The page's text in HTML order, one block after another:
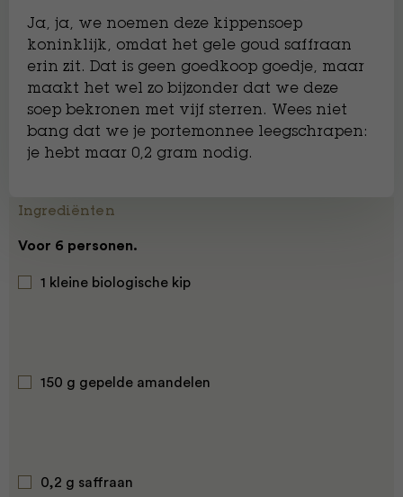
Ja, ja, we noemen deze kippensoep
koninklijk, omdat het gele goud saffraan
erin zit. Dat is geen goedkoop goedje, maar
maakt het wel zo bijzonder dat we deze
soep bekronen met vijf sterren. Wees niet
bang dat we je portemonnee leegschrapen:
je hebt maar 0,2 gram nodig.
Ingrediënten
Voor 6 personen.
1 kleine biologische kip
150 g gepelde amandelen
0,2 g saffraan